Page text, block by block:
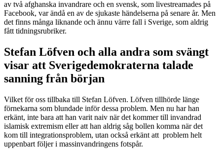
av två afghanska invandrare och en svensk, som livestreamades på
Facebook, var ändå en av de sjukaste händelserna på senare år. Men
det finns många liknande och ännu värre fall i Sverige, som aldrig
fått tidningsrubriker.
Stefan Löfven och alla andra som svängt
visar att Sverigedemokraterna talade
sanning från början
Vilket för oss tillbaka till Stefan Löfven. Löfven tillhörde länge
förnekarna som blundade inför dessa problem. Men nu har han
erkänt, inte bara att han varit naiv när det kommer till invandrad
islamisk extremism eller att han aldrig såg bollen komma när det
kom till integrationsproblem, utan också erkänt att problem helt
uppenbart följer i massinvandringens fotspår.